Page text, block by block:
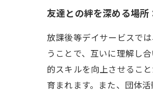
友達との絆を深める場所
放課後等デイサービスで
うことで、互いに理解し
的スキルを向上させるこ
育まれます。また、団体